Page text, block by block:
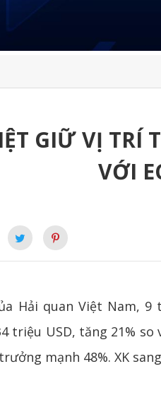
GIỮ VỊ TRÍ
VỚI
Hải quan Việt Nam,
triệu USD, tăng 21%
mạnh 48%. XK